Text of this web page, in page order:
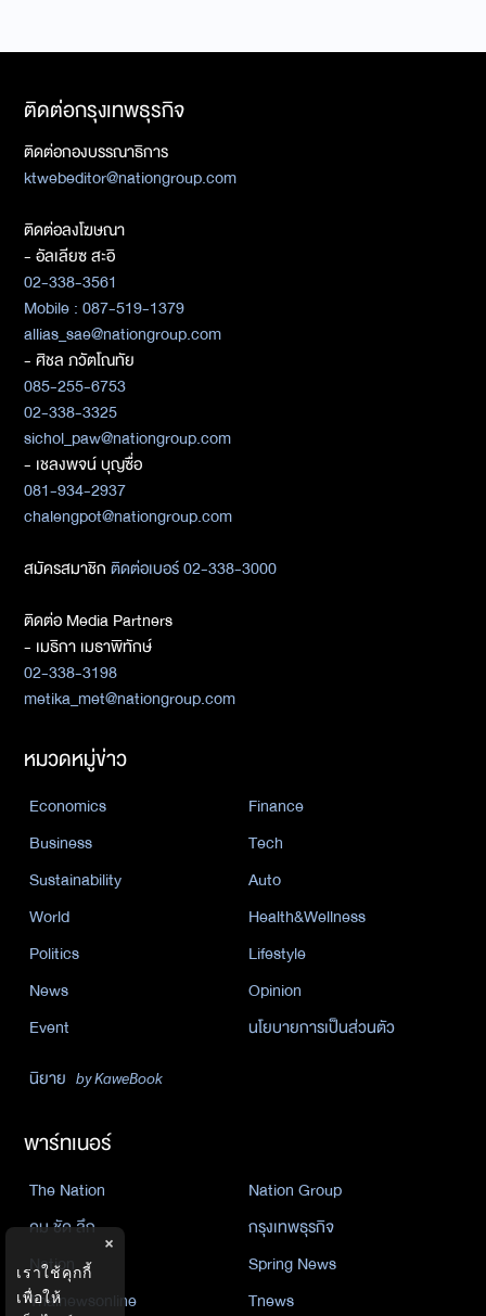
ติดต่อกรุงเทพธุรกิจ
ติดต่อกองบรรณาธิการ
ktwebeditor@nationgroup.com
ติดต่อลงโฆษณา
- อัลเลียซ สะอิ
02-338-3561
Mobile : 087-519-1379
allias_sae@nationgroup.com
- ศิชล ภวัตโณทัย
085-255-6753
02-338-3325
sichol_paw@nationgroup.com
- เชลงพจน์ บุญซื่อ
081-934-2937
chalengpot@nationgroup.com
สมัครสมาชิกติดต่อเบอร์ 02-338-3000
ติดต่อ Media Partners
- เมธิกา เมธาพิทักษ์
02-338-3198
metika_met@nationgroup.com
หมวดหมู่ข่าว
Economics
Finance
Business
Tech
Sustainability
Auto
World
Health&Wellness
Politics
Lifestyle
News
Opinion
Event
นโยบายการเป็นส่วนตัว
นิยาย by KaweBook
พาร์ทเนอร์
The Nation
Nation Group
คม ชัด ลึก
กรุงเทพธุรกิจ
Nation
Spring News
Thainewsonline
Tnews
×
เราใช้คุกกี้
เพื่อให้